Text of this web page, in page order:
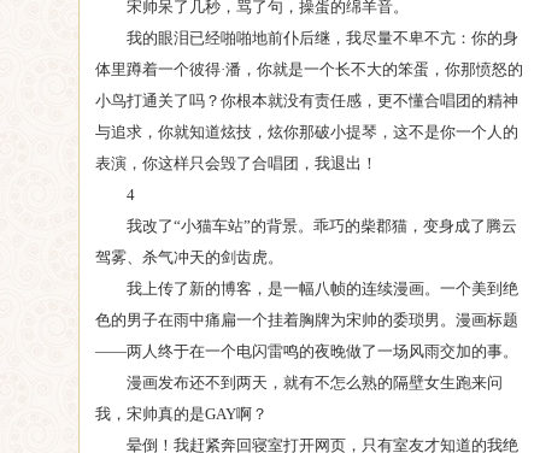
宋帅呆了几秒，骂了句，操蛋的绵羊音。
我的眼泪已经啪啪地前仆后继，我尽量不卑不亢：你的身
体里蹲着一个彼得·潘，你就是一个长不大的笨蛋，你那愤怒的
小鸟打通关了吗？你根本就没有责任感，更不懂合唱团的精神
与追求，你就知道炫技，炫你那破小提琴，这不是你一个人的
表演，你这样只会毁了合唱团，我退出！
4
我改了“小猫车站”的背景。乖巧的柴郡猫，变身成了腾云
驾雾、杀气冲天的剑齿虎。
我上传了新的博客，是一幅八帧的连续漫画。一个美到绝
色的男子在雨中痛扁一个挂着胸牌为宋帅的委琐男。漫画标题
——两人终于在一个电闪雷鸣的夜晚做了一场风雨交加的事。
漫画发布还不到两天，就有不怎么熟的隔壁女生跑来问
我，宋帅真的是GAY啊？
晕倒！我赶紧奔回寝室打开网页，只有室友才知道的我绝